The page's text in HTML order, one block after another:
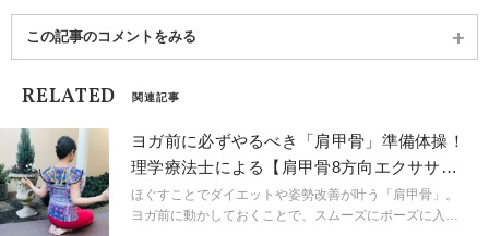
この記事のコメントをみる
RELATED 関連記事
ヨガ前に必ずやるべき「肩甲骨」準備体操！
理学療法士による【肩甲骨8方向エクササイ
ズ】
ほぐすことでダイエットや姿勢改善が叶う「肩甲骨」。
ヨガ前に動かしておくことで、スムーズにポーズに入る